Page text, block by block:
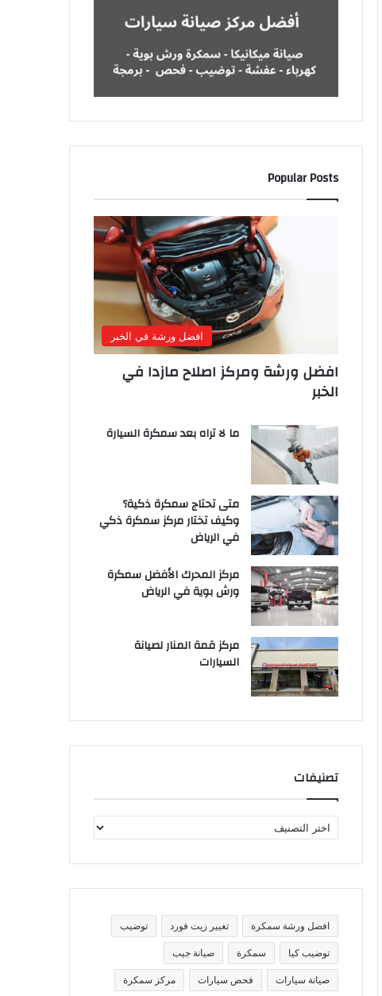
Popular Posts
افضل ورشة في الخبر
افضل ورشة ومركز اصلاح مازدا في
الخبر
ما لا تراه بعد سمكرة السيارة
متى تحتاج سمكرة ذكية؟
وكيف تختار مركز سمكرة ذكي
في الرياض
مركز المحرك الأفضل سمكرة
ورش بوية في الرياض
مركز قمة المنار لصيانة
السيارات
تصنيفات
ص
ف
تافضل ورشة سمكرة تغيير زيت فورد توضيب
توضيب كيا سمكرة صيانة جيب
صيانة سيارات فحص سيارات مركز سمكرة